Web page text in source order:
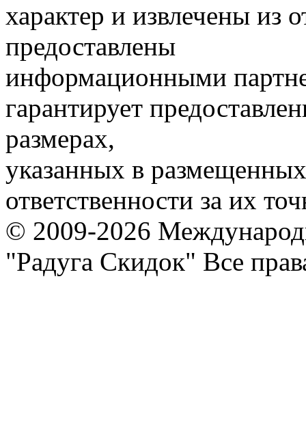
характер и извлечены из
предоставлены
информационными
гарантирует
размерах,
указанных в
ответственности за их
© 2009-2026
"Радуга Скидок" Все